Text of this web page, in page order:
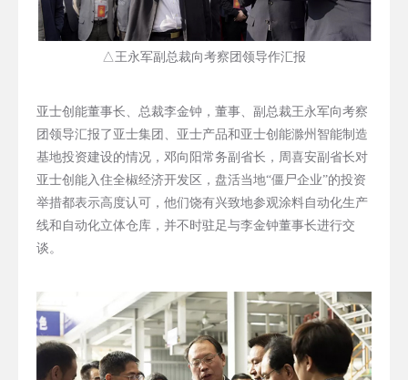
△王永军副总裁向考察团领导作汇报
亚士创能董事长、总裁李金钟，董事、副总裁王永军向考察
团领导汇报了亚士集团、亚士产品和亚士创能滁州智能制造
基地投资建设的情况，邓向阳常务副省长，周喜安副省长对
亚士创能入住全椒经济开发区，盘活当地“僵尸企业”的投资
举措都表示高度认可，他们饶有兴致地参观涂料自动化生产
线和自动化立体仓库，并不时驻足与李金钟董事长进行交
谈。